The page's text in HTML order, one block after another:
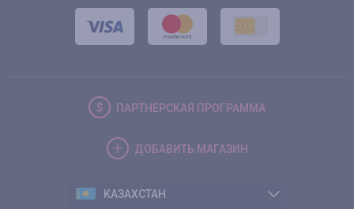
ПАРТНЕРСКАЯ ПРОГРАММА
ДОБАВИТЬ МАГАЗИН
КАЗАХСТАН